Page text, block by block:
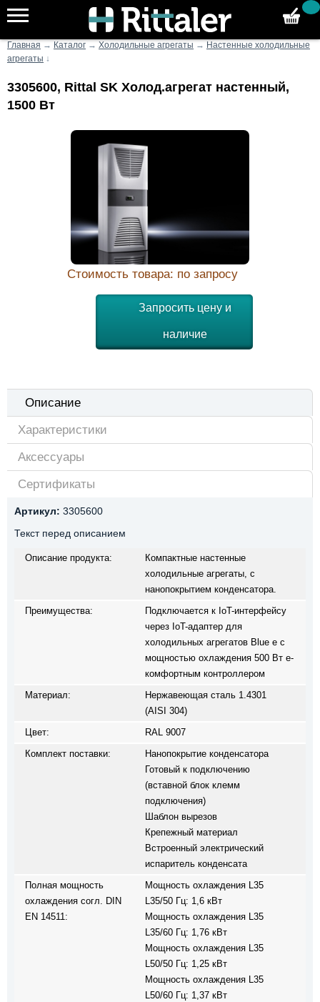
Главная → Каталог → Холодильные агрегаты → Настенные холодильные
агрегаты ↓
3305600, Rittal SK Холод.агрегат настенный,
1500 Вт
Стоимость товара: по запросу
Запросить цену и
наличие
Описание
Характеристики
Аксессуары
Сертификаты
Артикул: 3305600
Текст перед описанием
Описание продукта:
Компактные настенные
холодильные агрегаты, с
нанопокрытием конденсатора.
Преимущества:
Подключается к IoT-интерфейсу
через IoT-адаптер для
холодильных агрегатов Blue e с
мощностью охлаждения 500 Вт e-
комфортным контроллером
Материал:
Нержавеющая сталь 1.4301
(AISI 304)
Цвет:
RAL 9007
Комплект поставки:
Нанопокрытие конденсатора
Готовый к подключению
(вставной блок клемм
подключения)
Шаблон вырезов
Крепежный материал
Встроенный электрический
испаритель конденсата
Полная мощность
охлаждения согл. DIN
EN 14511:
Мощность охлаждения L35
L35/50 Гц: 1,6 кВт
Мощность охлаждения L35
L35/60 Гц: 1,76 кВт
Мощность охлаждения L35
L50/50 Гц: 1,25 кВт
Мощность охлаждения L35
L50/60 Гц: 1,37 кВт